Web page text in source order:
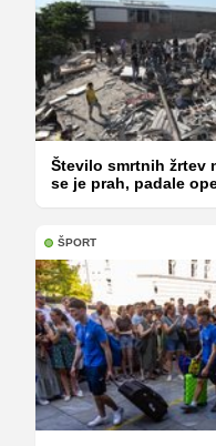
Število smrtnih žrtev
se je prah, padale
ŠPORT